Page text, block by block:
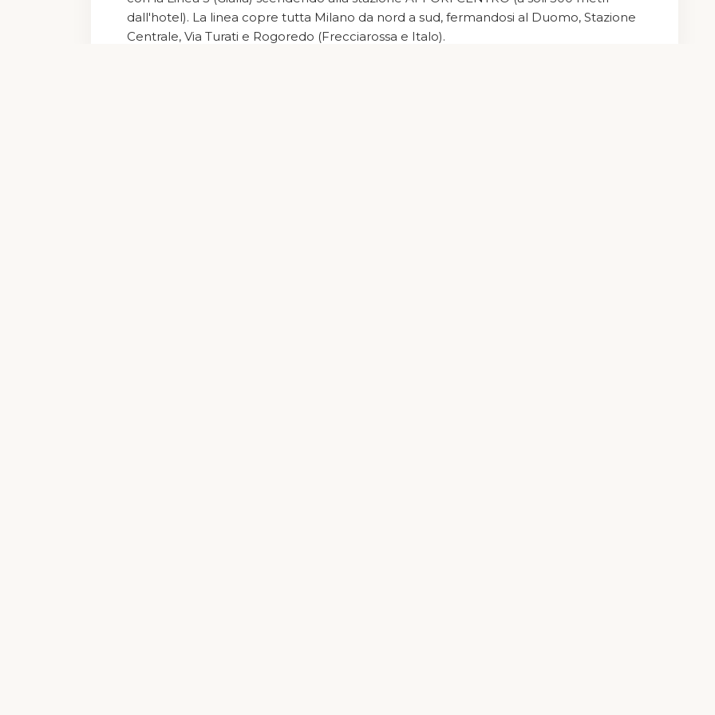
dall'hotel). La linea copre tutta Milano da nord a sud, fermandosi al Duomo, Stazione
Centrale, Via Turati e Rogoredo (Frecciarossa e Italo).
© CopyrightAA Hotels | MAC 10 Srl Partita Iva e Codice Fiscale 06747950969 | SDI